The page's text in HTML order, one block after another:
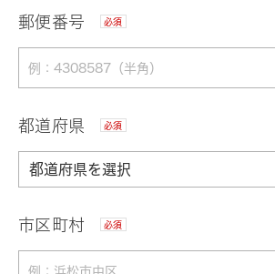
郵便番号 必須
都道府県 必須
市区町村 必須